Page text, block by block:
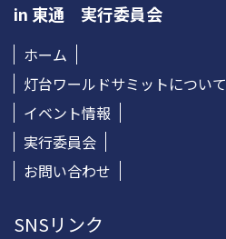
in 東通 実行委員会
ホーム
灯台ワールドサミットについて
イベント情報
実行委員会
お問い合わせ
SNSリンク